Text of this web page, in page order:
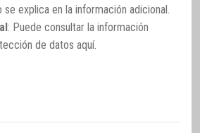
explica en la información adicional.
: Puede consultar la información
de datos aquí.